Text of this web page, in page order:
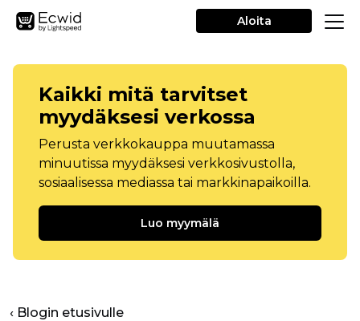
Aloita
Kaikki mitä tarvitset
myydäksesi verkossa
Perusta verkkokauppa muutamassa
minuutissa myydäksesi verkkosivustolla,
sosiaalisessa mediassa tai markkinapaikoilla.
Luo myymälä
‹ Blogin etusivulle